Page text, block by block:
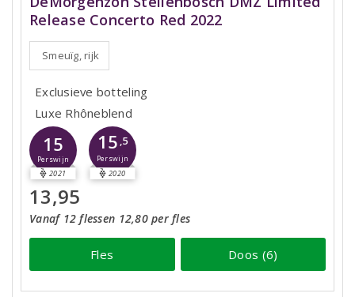
Release Concerto Red 2022
Smeuïg, rijk
Exclusieve botteling
Luxe Rhôneblend
15
Perswijn
2021
15 ,5
Perswijn
2020
13,95
Vanaf 12 flessen 12,80 per fles
Fles Doos (6)